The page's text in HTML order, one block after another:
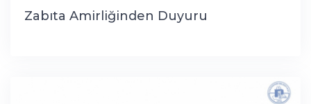
Zabıta Amirliğinden Duyuru